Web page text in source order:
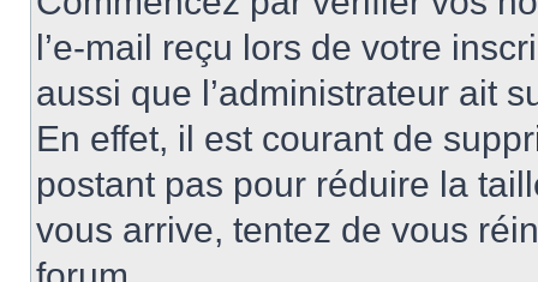
l’e-mail reçu lors de votre
aussi que l’administrateur ait
En effet, il est courant de
postant pas pour réduire la
vous arrive, tentez de vous